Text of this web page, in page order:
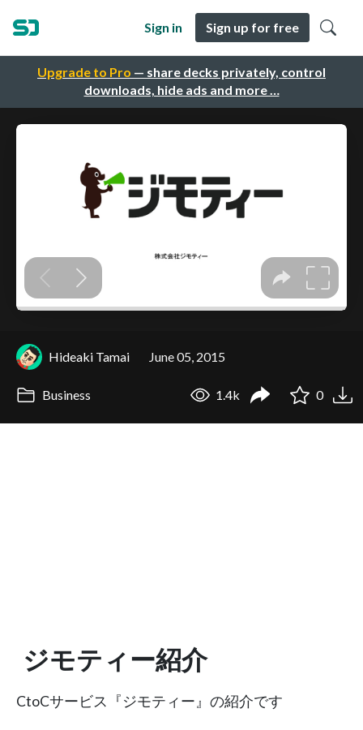
Upgrade to Pro — share decks privately, control
downloads, hide ads and more …
Sign in Sign up for free
Hideaki Tamai June 05, 2015
Business 1.4k 0
ジモティー紹介
CtoCサービス『ジモティー』の紹介です